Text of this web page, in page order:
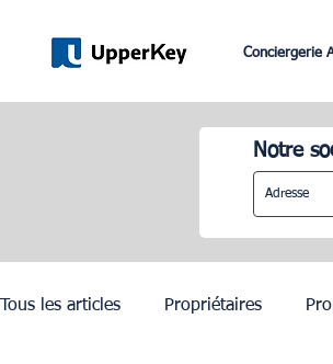
Conciergerie
Notre
Tous les articles Propriétaires